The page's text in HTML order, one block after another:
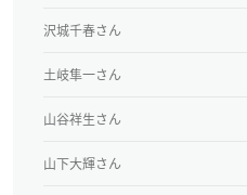
沢城千春さん
土岐隼一さん
山谷祥生さん
山下大輝さん